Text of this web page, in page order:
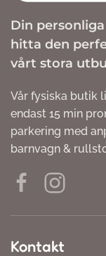
Din
hitta den
vårt stora
Vår fysiska butik
endast 15 min
parkering med
barnvagn &
Kontakt